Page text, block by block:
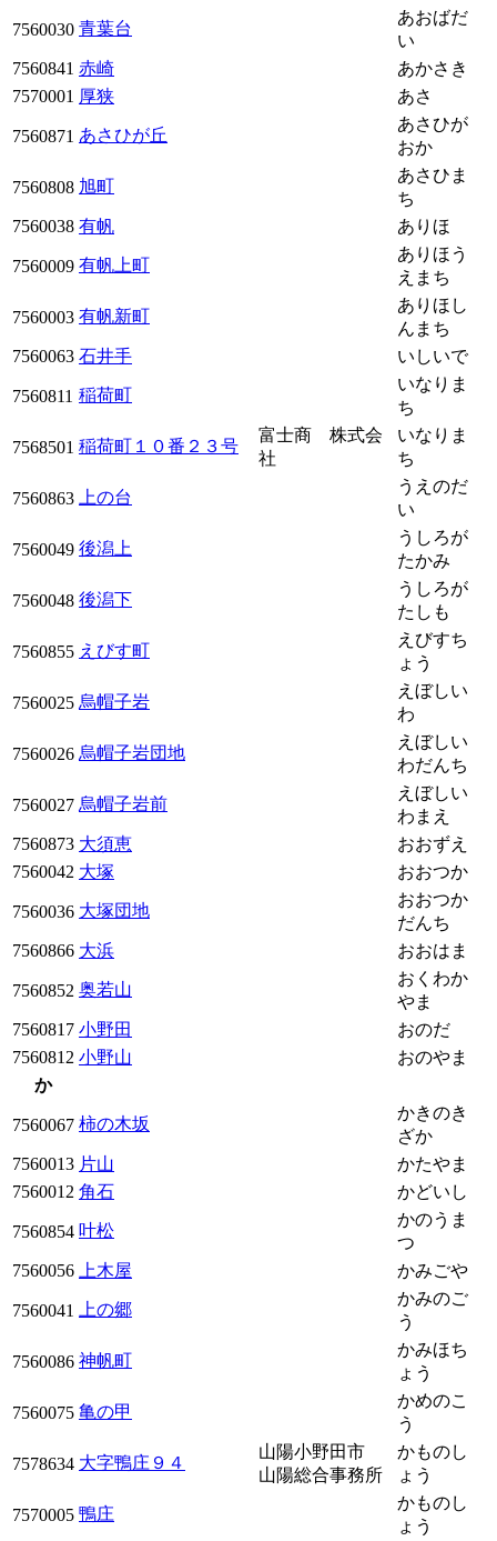
7560030 青葉台
あおばだ
い
7560841 赤崎
あかさき
7570001 厚狭 あさ
7560871 あさひが丘
あさひが
おか
7560808 旭町
あさひま
ち
7560038 有帆 ありほ
7560009 有帆上町
ありほう
えまち
7560003 有帆新町
ありほし
んまち
7560063 石井手 いしいで
7560811 稲荷町
いなりま
ち
7568501 稲荷町１０番２３号
富士商 株式会
社
いなりま
ち
7560863 上の台
うえのだ
い
7560049 後潟上
うしろが
たかみ
7560048 後潟下
うしろが
たしも
7560855 えびす町
えびすち
ょう
7560025 烏帽子岩
えぼしい
わ
7560026 烏帽子岩団地
えぼしい
わだんち
7560027 烏帽子岩前
えぼしい
わまえ
7560873 大須恵
おおずえ
7560042 大塚 おおつか
7560036 大塚団地
おおつか
だんち
7560866 大浜 おおはま
7560852 奥若山
おくわか
やま
7560817 小野田
おのだ
7560812 小野山
おのやま
か
7560067 柿の木坂
かきのき
ざか
7560013 片山
かたやま
7560012 角石 かどいし
7560854 叶松
かのうま
つ
7560056
上木屋 かみごや
7560041 上の郷
かみのご
う
7560086 神帆町
かみほち
ょう
7560075 亀の甲
かめのこ
う
7578634 大字鴨庄９４
山陽小野田市
山陽総合事務所
かものし
ょう
7570005 鴨庄
かものし
ょう